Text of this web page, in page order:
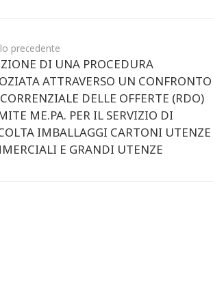
precedente
DI UNA PROCEDURA
ATTRAVERSO UN CONFRONTO
DELLE OFFERTE (RDO)
ME.PA. PER IL SERVIZIO DI
IMBALLAGGI CARTONI UTENZE
E GRANDI UTENZE